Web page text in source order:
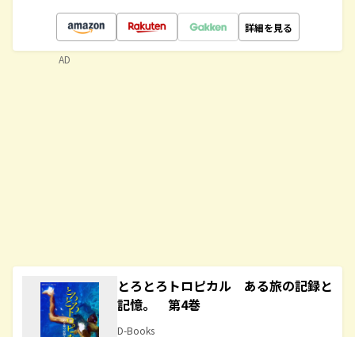
詳細を見る
とろとろトロピカル ある旅の記録と
記憶。 第4巻
D-Books
AD